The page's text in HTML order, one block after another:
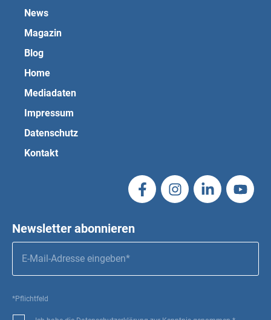
News
Magazin
Blog
Home
Mediadaten
Impressum
Datenschutz
Kontakt
Newsletter abonnieren
*Pflichtfeld